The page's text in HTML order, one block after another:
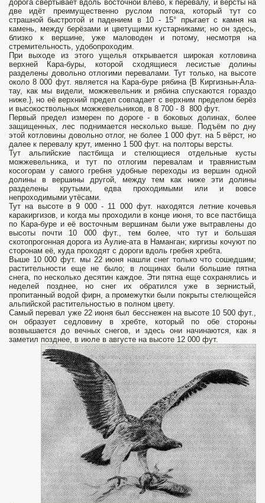
дорога свертывает вдоль восточной влево, к перевалу, и версты на
две идёт преимущественно руслом потока, который тут со
страшной быстротой и падением в 10 - 15° прыгает с камня на
камень, между берёзами и цветущими кустарниками; но он здесь,
близко к вершине, уже маловоден и потому, несмотря на
стремительность, удобопроходим.
При выходе из этого ущелья открывается широкая котловина
верхней Кара-буры, которой сходящиеся лесистые долины
разделены довольно отлогими перевалами. Тут только, на высоте
около 8 000 фут. является на Кара-буре рябина {В Киргизнын-Ала-
тау, как мы видели, можжевельник и рябина спускаются гораздо
ниже.}, но её верхний предел совпадает с верхним пределом берёз
и высокоствольных можжевельников, в 8 700 - 8 800 фут.
Первый предел измерен по дороге - в боковых долинах, более
защищенных, лес поднимается несколько выше. Подъём по дну
этой котловины довольно отлог, не более 1 000 фут. на 5 вёрст, но
далее к перевалу крут, именно 1 500 фут. на полторы версты.
Тут альпийские пастбища и стелющиеся отдельные кусты
можжевельника, и тут по отлогим перевалам и травянистым
косогорам у самого гребня удобные переходы из вершин одной
долины в вершины другой, между тем как ниже эти долины
разделены крутыми, едва проходимыми или и вовсе
непроходимыми утёсами.
Тут на высоте в 9 000 - 11 000 фут. находятся летние кочевья
каракиргизов, и когда мы проходили в конце июня, то все пастбища
по Кара-буре и её восточным вершинам были уже вытравлены до
высоты почти 10 000 фут., тем более, что тут и большая
скотопрогонная дорога из Аулие-ата в Наманган; киргизы кочуют по
сторонам её, куда проходят с дороги вдоль гребня хребта.
Выше 10 000 фут. мы 22 июня нашли снег только что сошедшим;
растительности еще не было; в лощинах были большие пятна
снега, по несколько десятин каждое. Эти пятна еще сохранялись и
неделей позднее, но снег их обратился уже в зернистый,
пропитанный водой фирн, а промежутки были покрыты стелющейся
альпийской растительностью в полном цвету.
Самый перевал уже 22 июня был бесснежен на высоте 10 500 фут.,
он образует седловину в хребте, который по обе стороны
возвышается до вечных снегов, и здесь они начинаются, как я
заметил позднее, в июле в августе на высоте 12 000 фут.